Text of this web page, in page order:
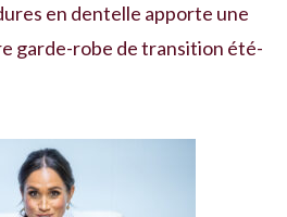
en dentelle apporte une
garde-robe de transition été-